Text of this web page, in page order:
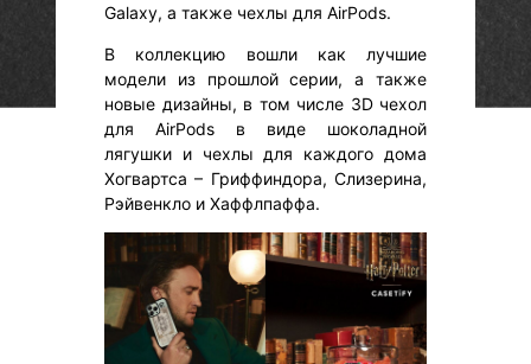
Galaxy, а также чехлы для AirPods.
В коллекцию вошли как лучшие
модели из прошлой серии, а также
новые дизайны, в том числе 3D чехол
для AirPods в виде шоколадной
лягушки и чехлы для каждого дома
Хогвартса – Гриффиндора, Слизерина,
Рэйвенкло и Хаффлпаффа.